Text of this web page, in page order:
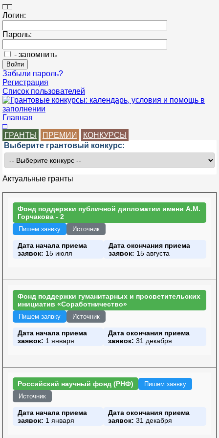
□□
Логин:
Пароль:
- запомнить
Забыли пароль?
Регистрация
Список пользователей
Главная
□
ГРАНТЫ
ПРЕМИИ
КОНКУРСЫ
Выберите грантовый конкурс:
Актуальные гранты
Фонд поддержки публичной дипломатии имени А.М.
Горчакова - 2
Пишем заявку Источник
Дата начала приема
заявок: 15 июля
Дата окончания приема
заявок: 15 августа
Фонд поддержки гуманитарных и просветительских
инициатив «Соработничество»
Пишем заявку Источник
Дата начала приема
заявок: 1 января
Дата окончания приема
заявок: 31 декабря
Российский научный фонд (РНФ)
Пишем заявку
Источник
Дата начала приема
заявок: 1 января
Дата окончания приема
заявок: 31 декабря